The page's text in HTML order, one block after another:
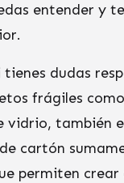
entender y
tienes dudas
frágiles
vidrio, también
cartón
permiten crear